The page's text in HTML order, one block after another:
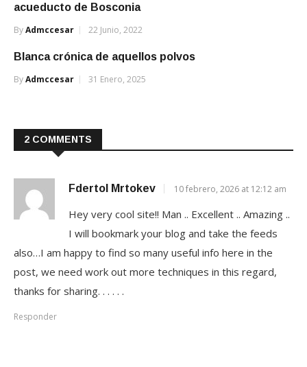
acueducto de Bosconia
ByAdmccesar 22 Junio, 2022
Blanca crónica de aquellos polvos
ByAdmccesar 31 Enero, 2025
2 COMMENTS
Fdertol Mrtokev 10 febrero, 2026 at 12:12 am
Hey very cool site!! Man .. Excellent .. Amazing ..
I will bookmark your blog and take the feeds
also…I am happy to find so many useful info here in the
post, we need work out more techniques in this regard,
thanks for sharing. . . . . .
Responder